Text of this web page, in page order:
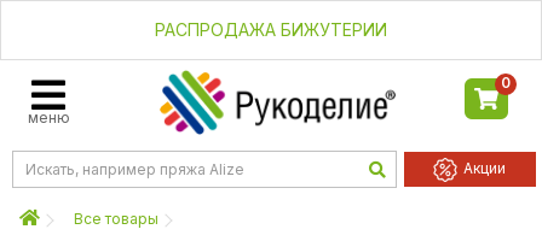
РАСПРОДАЖА БИЖУТЕРИИ
меню
0
Акции
Все товары